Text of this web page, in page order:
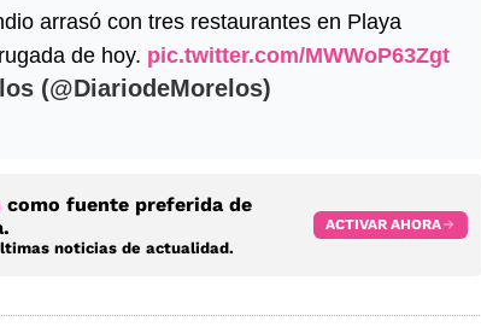
arrasó con tres restaurantes en Playa
de hoy. pic.twitter.com/MWWoP63Zgt
(@DiariodeMorelos)
como fuente preferida de
noticias de actualidad.
ACTIVAR AHORA